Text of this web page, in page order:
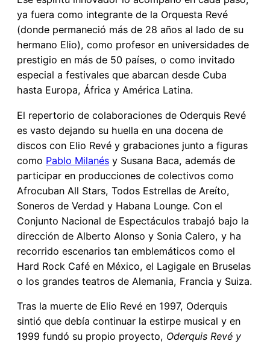
ya fuera como integrante de la Orquesta Revé
(donde permaneció más de 28 años al lado de su
hermano Elio), como profesor en universidades de
prestigio en más de 50 países, o como invitado
especial a festivales que abarcan desde Cuba
hasta Europa, África y América Latina.
El repertorio de colaboraciones de Oderquis Revé
es vasto dejando su huella en una docena de
discos con Elio Revé y grabaciones junto a figuras
como Pablo Milanés y Susana Baca, además de
participar en producciones de colectivos como
Afrocuban All Stars, Todos Estrellas de Areíto,
Soneros de Verdad y Habana Lounge. Con el
Conjunto Nacional de Espectáculos trabajó bajo la
dirección de Alberto Alonso y Sonia Calero, y ha
recorrido escenarios tan emblemáticos como el
Hard Rock Café en México, el Lagigale en Bruselas
o los grandes teatros de Alemania, Francia y Suiza.
Tras la muerte de Elio Revé en 1997, Oderquis
sintió que debía continuar la estirpe musical y en
1999 fundó su propio proyecto, Oderquis Revé y